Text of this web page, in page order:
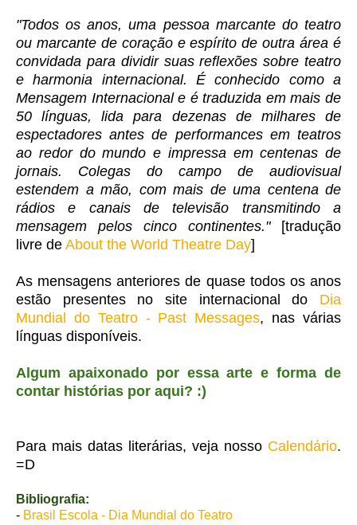
"Todos os anos, uma pessoa marcante do teatro
ou marcante de coração e espírito de outra área é
convidada para dividir suas reflexões sobre teatro
e harmonia internacional. É conhecido como a
Mensagem Internacional e é traduzida em mais de
50 línguas, lida para dezenas de milhares de
espectadores antes de performances em teatros
ao redor do mundo e impressa em centenas de
jornais. Colegas do campo de audiovisual
estendem a mão, com mais de uma centena de
rádios e canais de televisão transmitindo a
mensagem pelos cinco continentes."[tradução
livre de About the World Theatre Day]
As mensagens anteriores de quase todos os anos
estão presentes no site internacional do Dia
Mundial do Teatro - Past Messages, nas várias
línguas disponíveis.
Algum apaixonado por essa arte e forma de
contar histórias por aqui? :)
Para mais datas literárias, veja nosso Calendário.
=D
Bibliografia:
- Brasil Escola - Dia Mundial do Teatro